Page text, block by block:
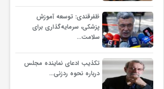
ظفرقندی: توسعه آموزش
پزشکی، سرمایه‌گذاری برای
سلامت…
تکذیب ادعای نماینده مجلس
درباره نحوه ردزنی…